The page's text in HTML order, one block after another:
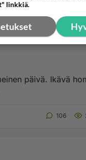
päivä. Ikävä
106
linkkiä.